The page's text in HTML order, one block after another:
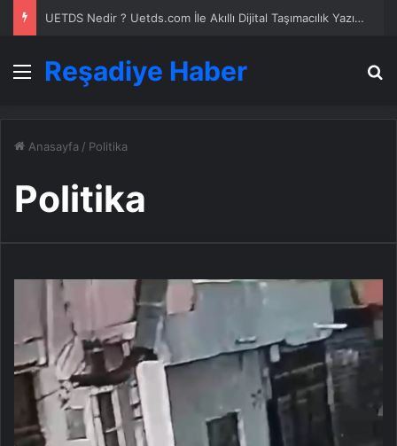
Yeni Dünya Düzensizliği Çağında Türk Dış Politikası ve Hakan Fidan Faktörü
Menü
Reşadiye Haber
Anasayfa / Politika
Politika